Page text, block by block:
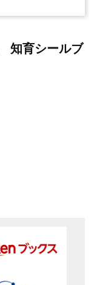
知育シールブ